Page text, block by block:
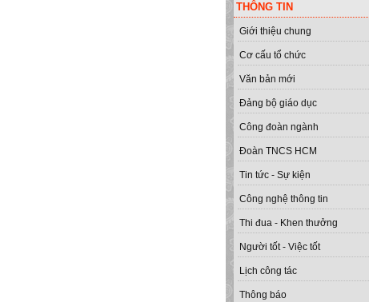
THÔNG TIN
Giới thiệu chung
Cơ cấu tổ chức
Văn bản mới
Đảng bộ giáo dục
Công đoàn ngành
Đoàn TNCS HCM
Tin tức - Sự kiện
Công nghệ thông tin
Thi đua - Khen thưởng
Người tốt - Việc tốt
Lịch công tác
Thông báo